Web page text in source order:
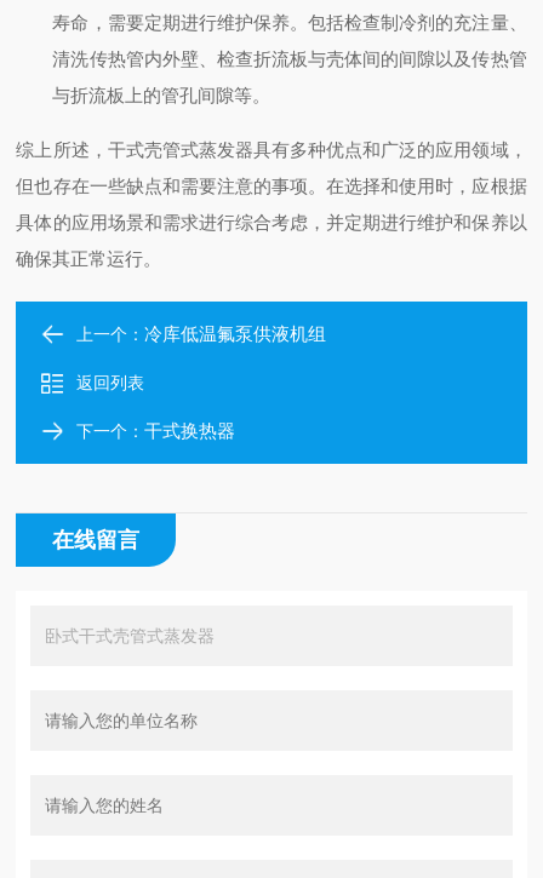
寿命，需要定期进行维护保养。包括检查制冷剂的充注量、
清洗传热管内外壁、检查折流板与壳体间的间隙以及传热管
与折流板上的管孔间隙等。
综上所述，干式壳管式蒸发器具有多种优点和广泛的应用领域，
但也存在一些缺点和需要注意的事项。在选择和使用时，应根据
具体的应用场景和需求进行综合考虑，并定期进行维护和保养以
确保其正常运行。
上一个：冷库低温氟泵供液机组
返回列表
下一个：干式换热器
在线留言